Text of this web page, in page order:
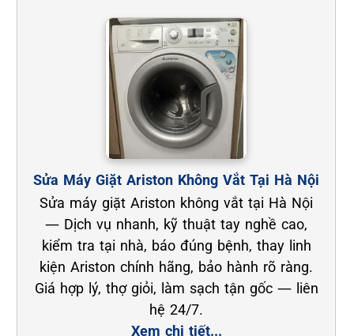
Sửa Máy Giặt Ariston Không Vắt Tại Hà Nội
Sửa máy giặt Ariston không vắt tại Hà Nội
— Dịch vụ nhanh, kỹ thuật tay nghề cao,
kiểm tra tại nhà, báo đúng bệnh, thay linh
kiện Ariston chính hãng, bảo hành rõ ràng.
Giá hợp lý, thợ giỏi, làm sạch tận gốc — liên
hệ 24/7.
Xem chi tiết...